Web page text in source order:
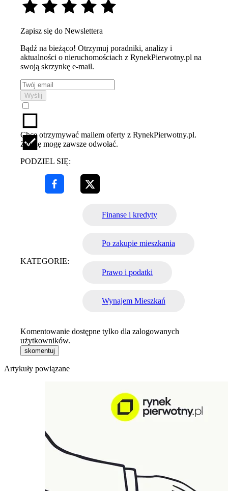
Zapisz się do Newslettera
Bądź na bieżąco! Otrzymuj poradniki, analizy i
aktualności o nieruchomościach z RynekPierwotny.pl na
swoją skrzynkę e-mail.
Wyślij
Chcę otrzymywać mailem oferty z RynekPierwotny.pl.
Zgodę mogę zawsze odwołać.
PODZIEL SIĘ:
KATEGORIE:
Finanse i kredyty
Po zakupie mieszkania
Prawo i podatki
Wynajem Mieszkań
Komentowanie dostępne tylko dla zalogowanych
użytkowników.
skomentuj
Artykuły powiązane